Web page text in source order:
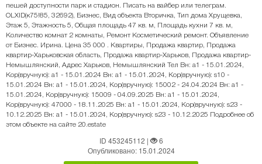
пешей доступности парк и стадион. Писать на вайбер или телеграм.
OLXID(к75!85, 32692), Бизнес, Вид объекта Вторичка, Тип дома Хрущевка,
Этаж 5, Этажность 5, Общая площадь 47 кв. м, Площадь кухни 7 кв. м,
Количество комнат 2 комнаты, Ремонт Косметический ремонт. Объявление
от Бизнес. Ирина. Цена 35 000 . Квартиры, Продажа квартир, Продажа
квартир-Харьковская область, Продажа квартир-Харьков, Продажа квартир-
Немышлянский, Адрес Харьков, Немышлянский Тел Вн: a1 - 15.01.2024,
Кор(вручную): a1 - 15.01.2024 Вн: a1 - 15.01.2024, Кор(вручную): s10 -
15.01.2024 Вн: a1 - 15.01.2024, Кор(вручную): 15002 - 24.04.2024 Вн: a1 -
15.01.2024, Кор(вручную): 15009 - 04.09.2025 Вн: a1 - 15.01.2024,
Кор(вручную): 47000 - 18.11.2025 Вн: a1 - 15.01.2024, Кор(вручную): s23 -
10.12.2025 Вн: a1 - 15.01.2024, Кор(вручную): s23 - 10.12.2025 Подробнее об
этом объекте на сайте 20.estate
ID 453245112 |
6
Опубликовано: 15.01.2024